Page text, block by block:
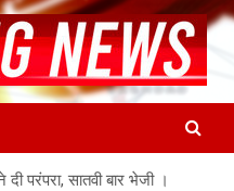
परंपरा, सातवी बार भेजी ।